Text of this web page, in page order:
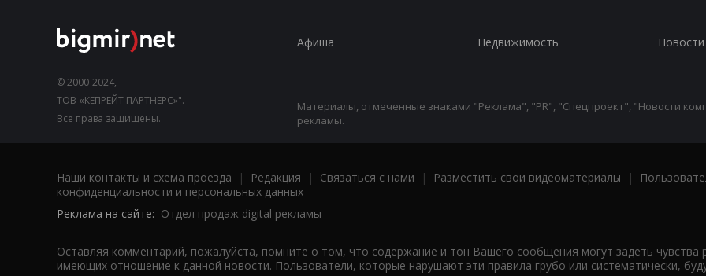
© 2000-2024,
ТОВ «КЕПРЕЙТ ПАРТНЕРС»".
Все права защищены.
Афиша Недвижимость Новости
Материалы, отмеченные знаками "Реклама", "PR", "Спецпроект", "Новости
рекламы.
Наши контакты и схема проезда | Редакция | Связаться с нами | Разместить свои видеоматериалы |
конфиденциальности и персональных данных
Реклама на сайте: Отдел продаж digital рекламы
Оставляя комментарий, пожалуйста, помните о том, что содержание и тон Вашего сообщения могут задеть чувства
имеющих отношение к данной новости. Пользователи, которые нарушают эти правила грубо или систематически,